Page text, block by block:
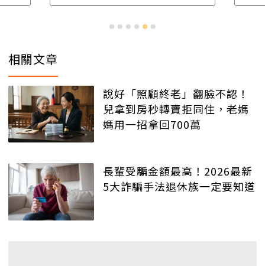
相關文章
說好「照顧終老」翻臉不認！
兒拿到房秒轉賣拒同住，老媽
媽用一招拿回700萬
長輩受騙金額最高！2026最新
5大詐騙手法退休族一定要知道